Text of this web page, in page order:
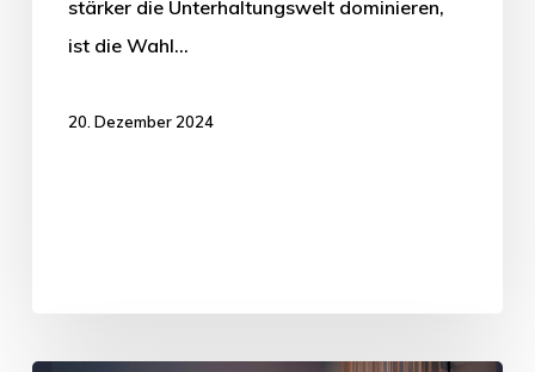
stärker die Unterhaltungswelt dominieren,
ist die Wahl…
20. Dezember 2024